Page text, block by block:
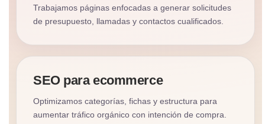
Trabajamos páginas enfocadas a generar solicitudes
de presupuesto, llamadas y contactos cualificados.
SEO para ecommerce
Optimizamos categorías, fichas y estructura para
aumentar tráfico orgánico con intención de compra.